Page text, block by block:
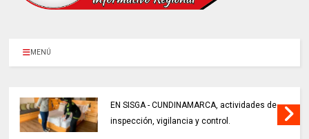
MENÚ
EN SISGA - CUNDINAMARCA, actividades de
inspección, vigilancia y control.